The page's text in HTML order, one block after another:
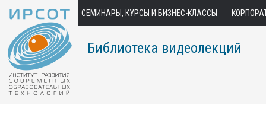
СЕМИНАРЫ, КУРСЫ И БИЗНЕС-КЛАССЫ
Библиотека видеолекций